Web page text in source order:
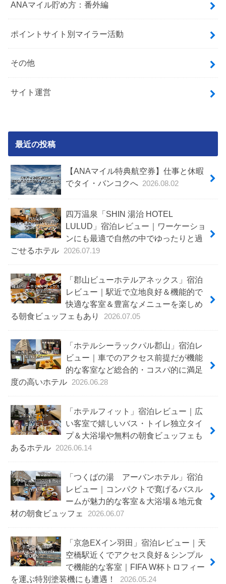
ANAマイル貯め方：番外編
ポイントサイト別マイラー活動
その他
サイト運営
最近の投稿
【ANAマイル特典航空券】仕事と休暇
でタイ・バンコクへ
2026.08.02
四万温泉「SHIN 湯治 HOTEL
LULUD」宿泊レビュー｜ワーケーショ
ンにも最適で自然の中でゆったりと過
ごせるホテル
2026.07.19
「郡山ビューホテルアネックス」宿泊
レビュー｜駅近で立地良好＆機能的で
快適な客室＆豊富なメニューを楽しめ
る朝食ビュッフェもあり
2026.07.05
「ホテルシーラックパル郡山」宿泊レ
ビュー｜車でのアクセス前提だが機能
的な客室など総合的・コスパ的に満足
度の高いホテル
2026.06.28
「ホテルフィット」宿泊レビュー｜広
い客室で嬉しいバス・トイレ独立タイ
プ＆大浴場や無料の朝食ビュッフェも
あるホテル
2026.06.14
「つくばの湯 アーバンホテル」宿泊
レビュー｜コンパクトで寛げるバスル
ームが魅力的な客室＆大浴場＆地元食
材の朝食ビュッフェ
2026.06.07
「京急EXイン羽田」宿泊レビュー｜天
空橋駅近くでアクセス良好＆シンプル
で機能的な客室｜FIFA W杯トロフィー
を運ぶ特別塗装機にも遭遇！
2026.05.24